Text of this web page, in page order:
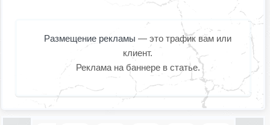
Размещение рекламы — это трафик вам или
клиент.
Реклама на баннере в статье.